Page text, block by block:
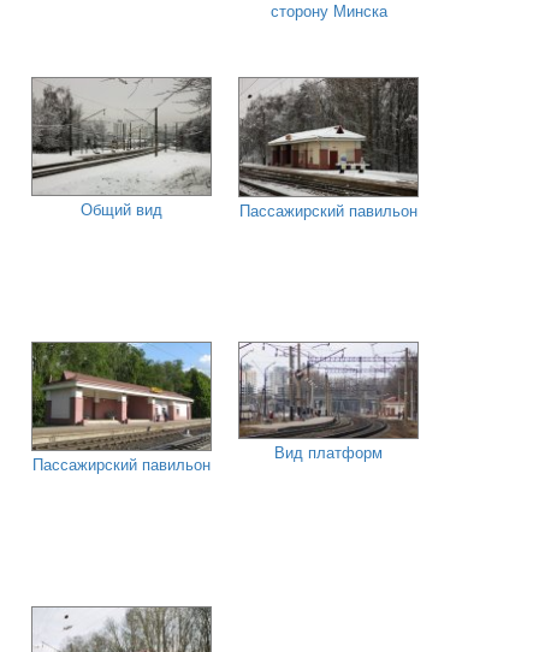
сторону Минска
Общий вид Пассажирский павильон
Пассажирский павильон
Вид платформ